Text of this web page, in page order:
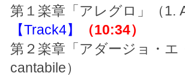
第１楽章「アレグロ」（1.
【Track4】
（10:34）
第２楽章「アダージョ・
cantabile）